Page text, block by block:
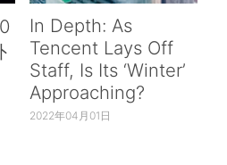
In Depth: As
Tencent Lays Off
Staff, Is Its ‘Winter’
Approaching?
2022年04月01日